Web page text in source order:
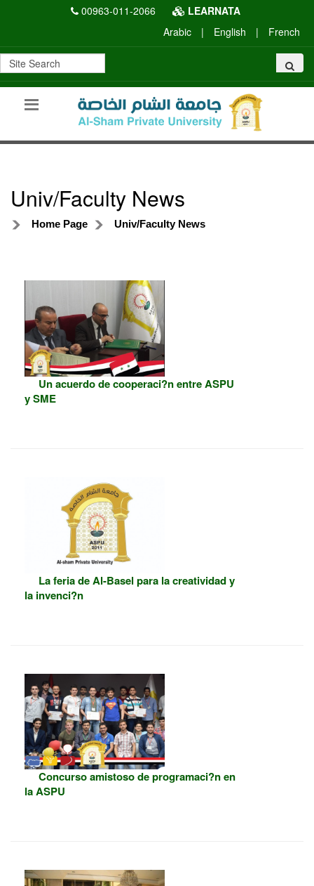
00963-011-2066
LEARNATA
Arabic
| English | French
Univ/Faculty News
Home Page Univ/Faculty News
Un acuerdo de cooperaci?n entre ASPU
y SME
La feria de Al-Basel para la creatividad y
la invenci?n
Concurso amistoso de programaci?n en
la ASPU